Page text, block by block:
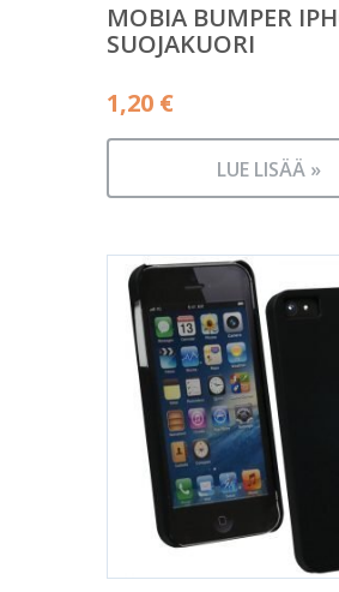
MOBIA BUMPER
SUOJAKUORI
1,20 €
LUE LISÄÄ »